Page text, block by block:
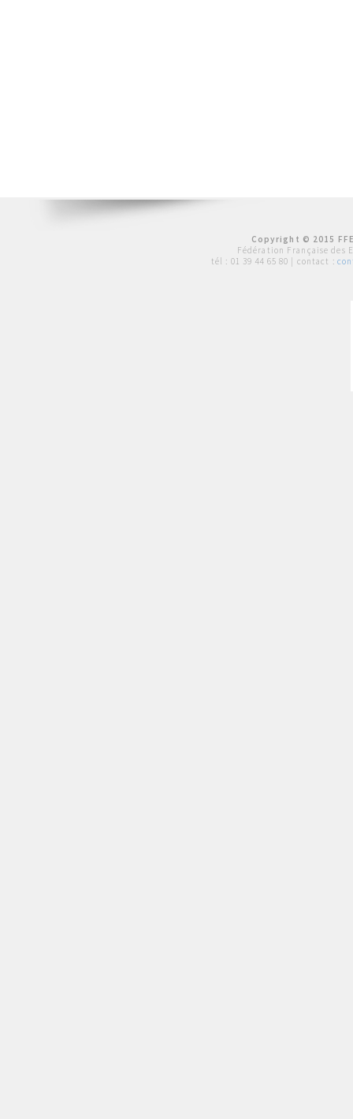
Copyright © 2015
Fédération Française des
tél : 01 39 44 65 80 | contact :